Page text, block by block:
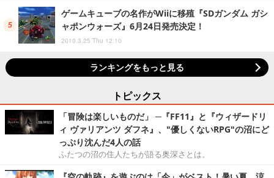
ゲームキューブの名作がWiiに移殖『SDガンダム ガシ
ャポンウォーズ』6月24日発売決定！
2010.3.25 Thu 12:10
ランキングをもっと見る
トピックス
「冒険は楽しいものだ」 ─『FF11』と『ウィザードリ
ィ ヴァリアンツ ダフネ』、"優しくないRPG"の沼にど
っぷり沈んだ4人の話
ふたつの沼の住人たちが語る奥深さとは。